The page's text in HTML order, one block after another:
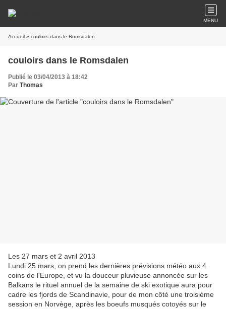
MENU
Accueil » couloirs dans le Romsdalen
couloirs dans le Romsdalen
Publié le 03/04/2013 à 18:42
Par Thomas
Les 27 mars et 2 avril 2013
Lundi 25 mars, on prend les dernières prévisions météo aux 4
coins de l'Europe, et vu la douceur pluvieuse annoncée sur les
Balkans le rituel annuel de la semaine de ski exotique aura pour
cadre les fjords de Scandinavie, pour de mon côté une troisième
session en Norvège, après les boeufs musqués cotoyés sur le